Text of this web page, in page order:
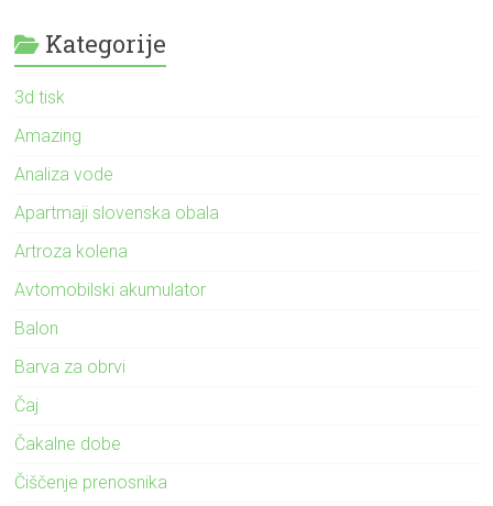
Kategorije
3d tisk
Amazing
Analiza vode
Apartmaji slovenska obala
Artroza kolena
Avtomobilski akumulator
Balon
Barva za obrvi
Čaj
Čakalne dobe
Čiščenje prenosnika